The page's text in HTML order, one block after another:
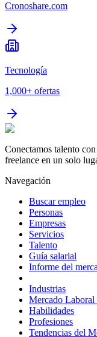
Cronoshare.com
Tecnología
1,000+ ofertas
Conectamos talento
freelance en un solo
Navegación
Buscar empleo
Personas
Empresas
Servicios
Talento
Guía salarial
Informe del
Industrias
Mercado Laboral
Habilidades
Profesiones
Tendencias del